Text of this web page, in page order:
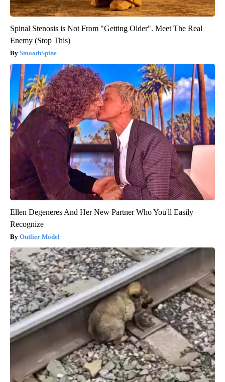
Spinal Stenosis is Not From "Getting Older". Meet The Real
Enemy (Stop This)
SmoothSpine
Ellen Degeneres And Her New Partner Who You'll Easily
Recognize
Outlier Model